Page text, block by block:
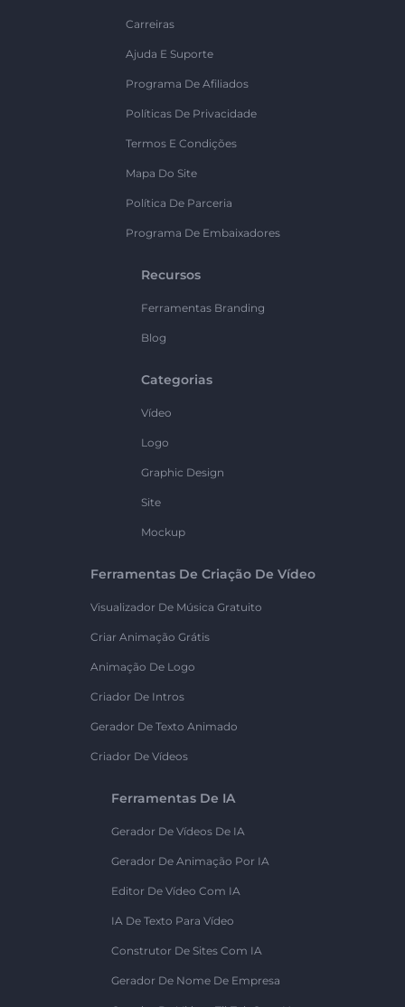
Carreiras
Ajuda E Suporte
Programa De Afiliados
Políticas De Privacidade
Termos E Condições
Mapa Do Site
Política De Parceria
Programa De Embaixadores
Recursos
Ferramentas Branding
Blog
Categorias
Vídeo
Logo
Graphic Design
Site
Mockup
Ferramentas De Criação De Vídeo
Visualizador De Música Gratuito
Criar Animação Grátis
Animação De Logo
Criador De Intros
Gerador De Texto Animado
Criador De Vídeos
Ferramentas De IA
Gerador De Vídeos De IA
Gerador De Animação Por IA
Editor De Vídeo Com IA
IA De Texto Para Vídeo
Construtor De Sites Com IA
Gerador De Nome De Empresa